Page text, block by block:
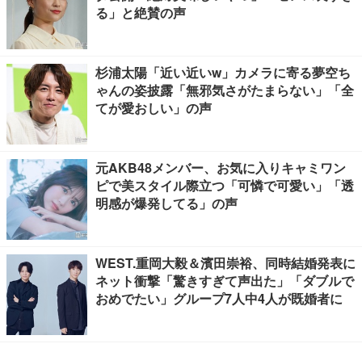
る」と絶賛の声
杉浦太陽「近い近いw」カメラに寄る夢空ち
ゃんの姿披露「無邪気さがたまらない」「全
てが愛おしい」の声
元AKB48メンバー、お気に入りキャミワン
ピで美スタイル際立つ「可憐で可愛い」「透
明感が爆発してる」の声
WEST.重岡大毅＆濱田崇裕、同時結婚発表に
ネット衝撃「驚きすぎて声出た」「ダブルで
おめでたい」グループ7人中4人が既婚者に